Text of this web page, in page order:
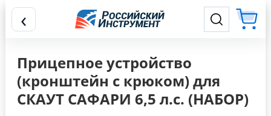
‹
Прицепное устройство
(кронштейн с крюком) для
СКАУТ САФАРИ 6,5 л.с. (НАБОР)